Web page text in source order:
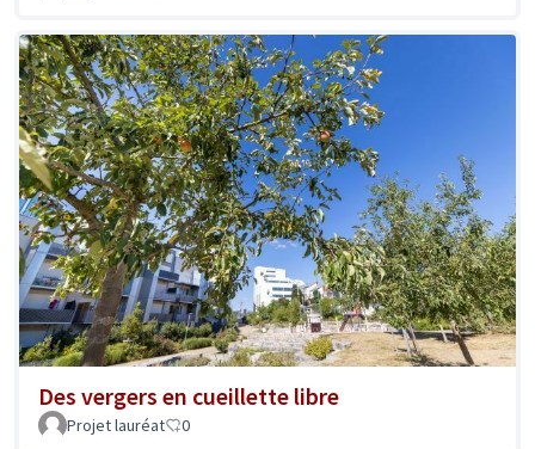
Des vergers en cueillette libre
Projet lauréat 0